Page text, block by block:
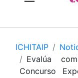
ICHITAIP
Evalúa
Concurso